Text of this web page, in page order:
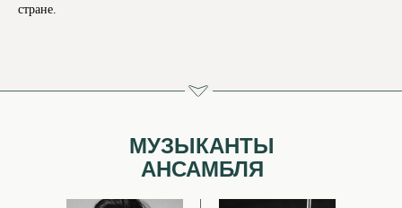
стране.
МУЗЫКАНТЫ
АНСАМБЛЯ